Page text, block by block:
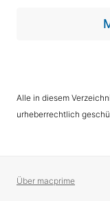
Alle in diesem
urheberrechtlich
Über macprime